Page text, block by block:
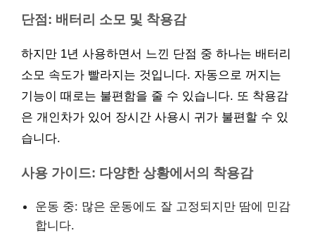
단점: 배터리 소모 및 착용감
하지만 1년 사용하면서 느낀 단점 중 하나는 배터리
소모 속도가 빨라지는 것입니다. 자동으로 꺼지는
기능이 때로는 불편함을 줄 수 있습니다. 또 착용감
은 개인차가 있어 장시간 사용시 귀가 불편할 수 있
습니다.
사용 가이드: 다양한 상황에서의 착용감
운동 중: 많은 운동에도 잘 고정되지만 땀에 민감
합니다.